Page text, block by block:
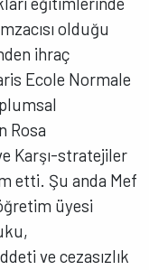
olduğu
ihraç
Ecole Normale
Rosa
Karşı-stratejiler
etti. Şu anda Mef
üyesi
ve cezasızlık